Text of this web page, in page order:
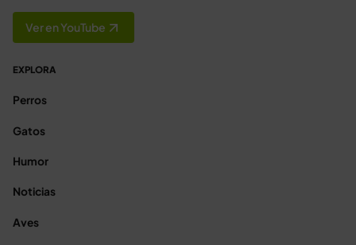
Ver en YouTube
EXPLORA
Perros
Gatos
Humor
Noticias
Aves